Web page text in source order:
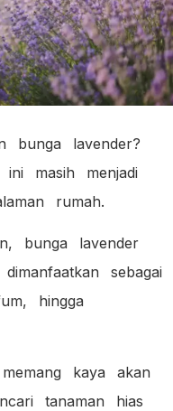
bunga lavender?
masih menjadi
rumah.
bunga lavender
sebagai
hingga
kaya akan
tanaman hias